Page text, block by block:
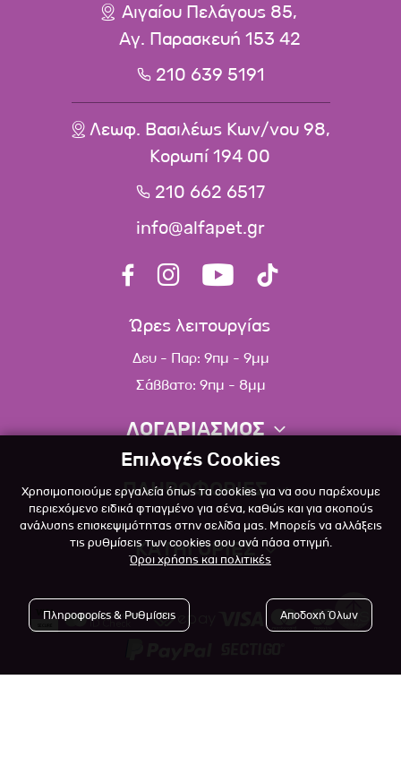
Αιγαίου Πελάγους 85,
Αγ. Παρασκευή 153 42
210 639 5191
Λεωφ. Βασιλέως Κων/νου 98,
Κορωπί 194 00
210 662 6517
info@alfapet.gr
Ώρες λειτουργίας
Δευ - Παρ: 9πμ - 9μμ
Σάββατο: 9πμ - 8μμ
ΛΟΓΑΡΙΑΣΜΟΣ
Πληροφορίες λογαριασμού
Λίστα αγαπημένων
Πολιτική επιστροφών
ΠΛΗΡΟΦΟΡΙΕΣ
Σχετικά
Επικοινωνία
Blog
Όροι Χρήσης
Πολιτική Απορρήτου
ΚΑΤΗΓΟΡΙΕΣ
Επιλογές Cookies
Χρησιμοποιούμε εργαλεία όπως τα cookies για να σου παρέχουμε
περιεχόμενο ειδικά φτιαγμένο για σένα, καθώς και για σκοπούς
ανάλυσης επισκεψιμότητας στην σελίδα μας. Μπορείς να αλλάξεις
τις ρυθμίσεις των cookies σου ανά πάσα στιγμή.
Όροι χρήσης και πολιτικές
Πληροφορίες & Ρυθμίσεις Αποδοχή Όλων